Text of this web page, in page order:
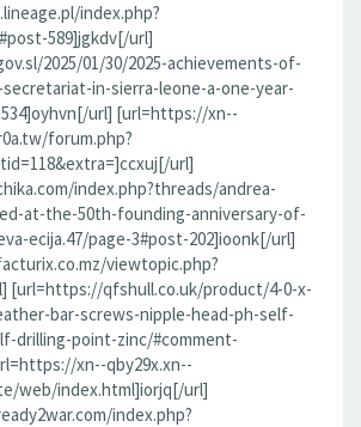
index.php?
589]jgkdv[/url]
2025/01/30/2025-achievements-of-
in-sierra-leone-a-one-year-
url] [url=https://xn--
forum.php?
url]
index.php?threads/andrea-
at-the-50th-founding-anniversary-of-
ecija.47/page-3#post-202]ioonk[/url]
viewtopic.php?
[url=https://qfshull.co.uk/product/4-0-x-
bar-screws-nipple-head-ph-self-
drilling-point-zinc/#comment-
xn--qby29x.xn--
web/index.html]iorjq[/url]
index.php?